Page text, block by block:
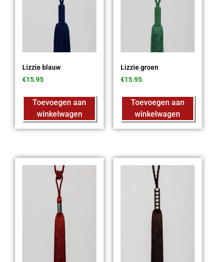
Lizzie blauw
€15.95
Toevoegen aan
winkelwagen
Lizzie groen
€15.95
Toevoegen aan
winkelwagen